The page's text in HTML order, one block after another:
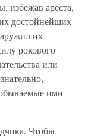
избежав ареста,
достойнейших
их
рокового
или
ими
Чтобы